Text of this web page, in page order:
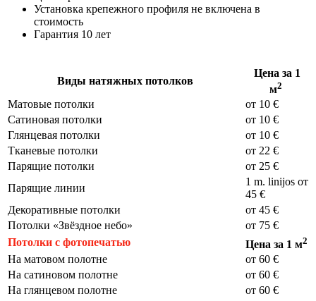
Установка крепежного профиля не включена в
стоимость
Гарантия 10 лет
Виды натяжных потолков
Цена за 1
м2
Матовые потолки
от 10 €
Сатиновая потолки
от 10 €
Глянцевая потолки
от 10 €
Тканевые потолки
от 22 €
Парящие потолки
от 25 €
Парящие линии
1 m. linijos от
45 €
Декоративные потолки
от 45 €
Потолки «Звёздное небо»
от 75 €
Потолки с фотопечатью
Цена за 1 м2
На матовом полотне от 60 €
На сатиновом полотне
от 60 €
На глянцевом полотне
от 60 €